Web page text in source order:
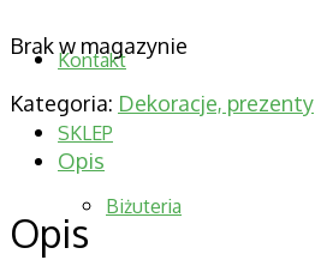
Kontakt
SKLEP
Biżuteria
Brak w magazynie
Kategoria: Dekoracje, prezenty
Opis
Opis